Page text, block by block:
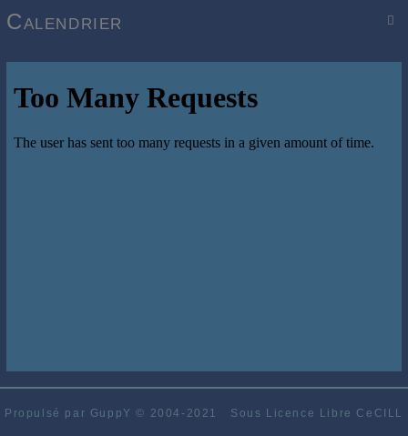

Calendrier
Propulsé par GuppY© 2004-2021 Sous Licence Libre CeCILL